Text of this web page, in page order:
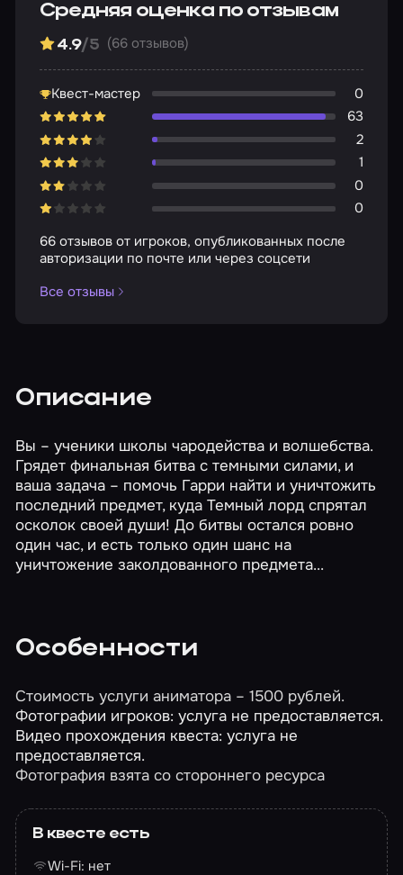
Средняя оценка по отзывам
4.9/5 (66 отзывов)
Квест-мастер
0
63
2
1
0
0
66 отзывов от игроков, опубликованных после
авторизации по почте или через соцсети
Все отзывы
Описание
Вы – ученики школы чародейства и волшебства.
Грядет финальная битва с темными силами, и
ваша задача – помочь Гарри найти и уничтожить
последний предмет, куда Темный лорд спрятал
осколок своей души! До битвы остался ровно
один час, и есть только один шанс на
уничтожение заколдованного предмета...
Особенности
Стоимость услуги аниматора – 1500 рублей.
Фотографии игроков: услуга не предоставляется.
Видео прохождения квеста: услуга не
предоставляется.
Фотография взята со стороннего ресурса
В квесте есть
Wi-Fi: нет